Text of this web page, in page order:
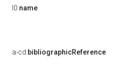
l0:name
a-cd:bibliographicReference